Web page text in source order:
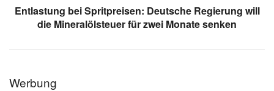
Entlastung bei Spritpreisen: Deutsche Regierung will
die Mineralölsteuer für zwei Monate senken
Werbung